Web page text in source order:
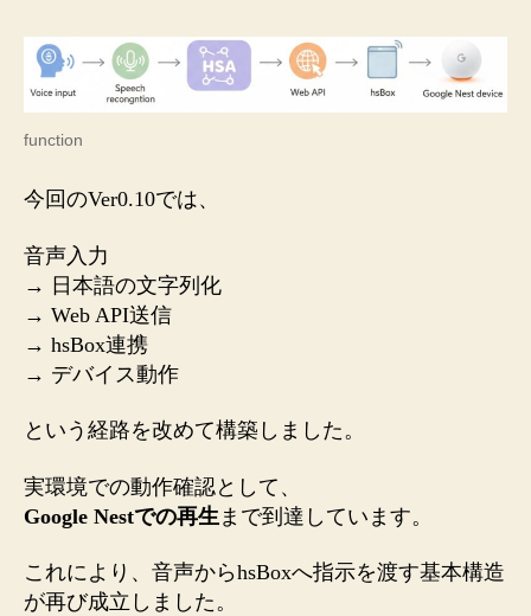
function
今回のVer0.10では、
音声入力
→ 日本語の文字列化
→ Web API送信
→ hsBox連携
→ デバイス動作
という経路を改めて構築しました。
実環境での動作確認として、
Google Nestでの再生 まで到達しています。
これにより、音声からhsBoxへ指示を渡す基本構造
が再び成立しました。